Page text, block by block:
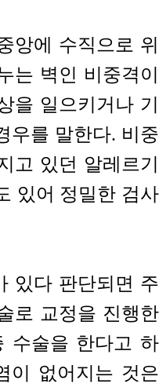
앙에 수직으로 위
는 벽인 비중격이
을 일으키거나 기
우를 말한다. 비중
고 있던 알레르기
있어 정밀한 검사
있다 판단되면 주
로 교정을 진행한
수술을 한다고 하
이 없어지는 것은